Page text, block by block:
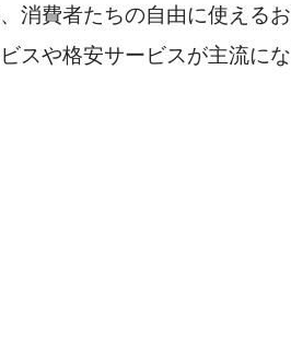
消費者たちの自由に使える
スや格安サービスが主流にな